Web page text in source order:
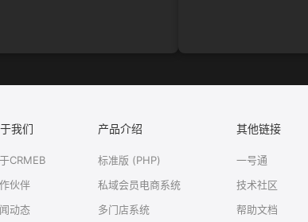
我们
CRMEB
伙伴
动态
产品介绍
标准版 (PHP)
私域会员电商系统
多门店系统
其他链接
一号通
技术社区
帮助文档